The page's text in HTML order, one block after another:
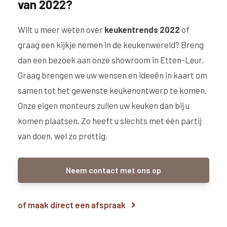
van 2022?
Wilt u meer weten over keukentrends 2022 of
graag een kijkje nemen in de keukenwereld? Breng
dan een bezoek aan onze showroom in Etten-Leur.
Graag brengen we uw wensen en ideeën in kaart om
samen tot het gewenste keukenontwerp te komen.
Onze eigen monteurs zullen uw keuken dan bij u
komen plaatsen. Zo heeft u slechts met één partij
van doen, wel zo prettig.
Neem contact met ons op
of maak direct een afspraak